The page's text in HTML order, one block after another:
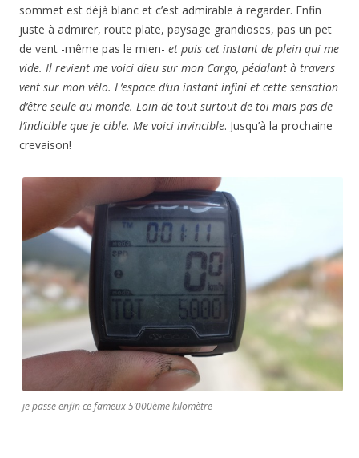
sommet est déjà blanc et c’est admirable à regarder. Enfin
juste à admirer, route plate, paysage grandioses, pas un pet
de vent -même pas le mien- et puis cet instant de plein qui me
vide. Il revient me voici dieu sur mon Cargo, pédalant à travers
vent sur mon vélo. L’espace d’un instant infini et cette sensation
d’être seule au monde. Loin de tout surtout de toi mais pas de
l’indicible que je cible. Me voici invincible. Jusqu’à la prochaine
crevaison!
je passe enfin ce fameux 5’000ème kilomètre